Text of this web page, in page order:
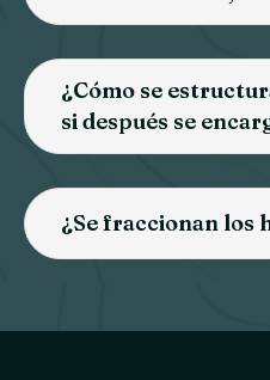
¿Cómo se
si después se
¿Se fraccionan los